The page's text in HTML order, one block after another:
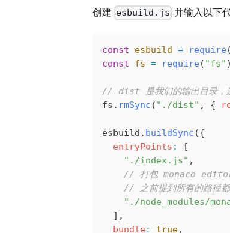
创建 esbuild.js 并输入以下
const esbuild = require(
const fs = require( "fs"
// dist 是我们的输出目录，
fs . rmSync ( "./dist" , {
esbuild . buildSync ({
  entryPoints
:
[
    "./index.js"
,
// 打包 monaco
// 之前提到所有的路径
"./node_modules/
  ],
  bundle
: true,